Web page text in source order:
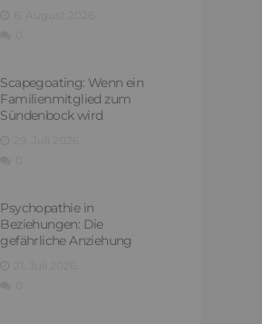
Scapegoating: Wenn ein
Familienmitglied zum
Sündenbock wird
Psychopathie in
Beziehungen: Die
gefährliche Anziehung